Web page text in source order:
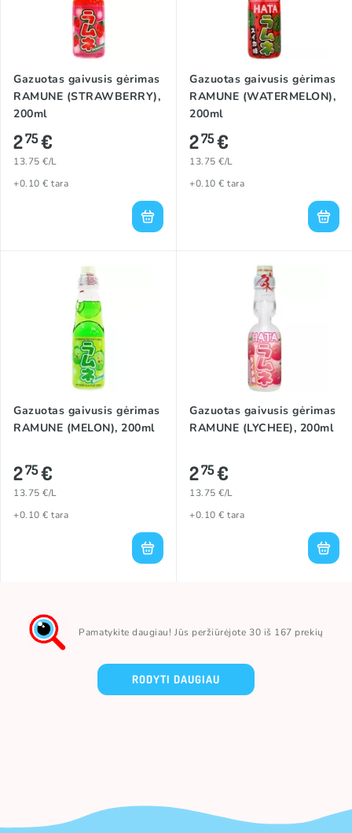
Gazuotas gaivusis gėrimas
RAMUNE (STRAWBERRY),
200ml
275€
13.75 €/L
+0.10 € tara
Gazuotas gaivusis gėrimas
RAMUNE (WATERMELON),
200ml
275€
13.75 €/L
+0.10 € tara
Gazuotas gaivusis gėrimas
RAMUNE (MELON), 200ml
275€
13.75 €/L
+0.10 € tara
Gazuotas gaivusis gėrimas
RAMUNE (LYCHEE), 200ml
275€
13.75 €/L
+0.10 € tara
Pamatykite daugiau! Jūs peržiūrėjote 30 iš 167 prekių
RODYTI DAUGIAU